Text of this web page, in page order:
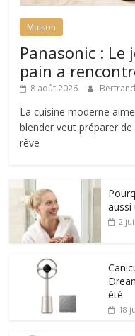
Maison
Panasonic : Le
pain a
8 août 2026 Bertrand
La cuisine moderne
blender veut préparer
rêve
aussi
2
été
18